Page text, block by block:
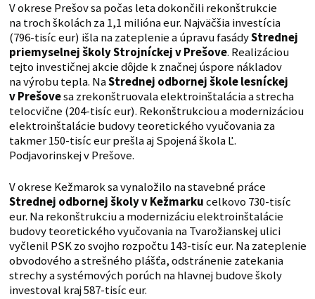
V okrese Prešov sa počas leta dokončili rekonštrukcie
na troch školách za 1,1 milióna eur. Najväčšia investícia
(796-tisíc eur) išla na zateplenie a úpravu fasádyStrednej
priemyselnej školy Strojníckej v Prešove. Realizáciou
tejto investičnej akcie dôjde k značnej úspore nákladov
na výrobu tepla. NaStrednej odbornej škole lesníckej
v Prešovesa zrekonštruovala elektroinštalácia a strecha
telocvične (204-tisíc eur). Rekonštrukciou a modernizáciou
elektroinštalácie budovy teoretického vyučovania za
takmer 150-tisíc eur prešla aj Spojená škola Ľ.
Podjavorinskej v Prešove.
V okrese Kežmarok sa vynaložilo na stavebné práce
Strednej odbornej školy v Kežmarkucelkovo 730-tisíc
eur. Na rekonštrukciu a modernizáciu elektroinštalácie
budovy teoretického vyučovania na Tvarožianskej ulici
vyčlenil PSK zo svojho rozpočtu 143-tisíc eur. Na zateplenie
obvodového a strešného plášťa, odstránenie zatekania
strechy a systémových porúch na hlavnej budove školy
investoval kraj 587-tisíc eur.